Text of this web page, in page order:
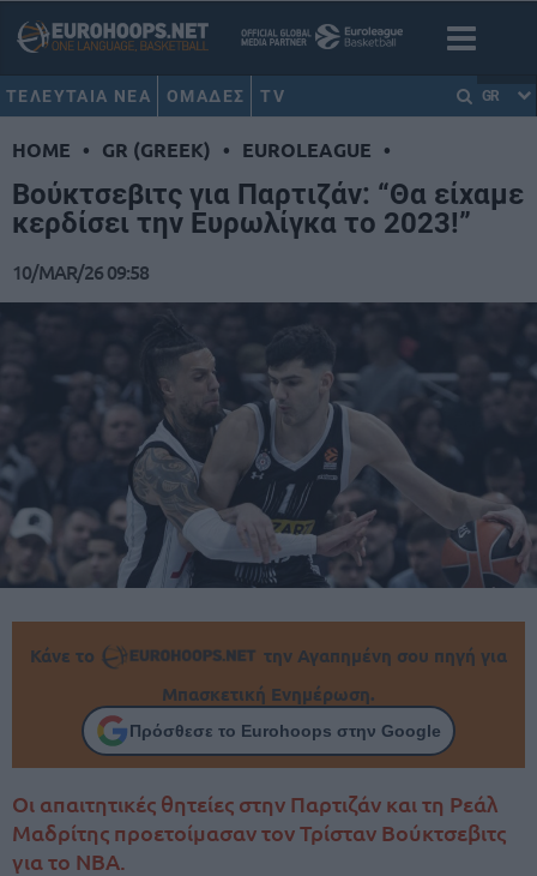
ΤΕΛΕΥΤΑΙΑ ΝΕΑ ΟΜΑΔΕΣ TV GR
HOME • GR (GREEK) • EUROLEAGUE •
Βούκτσεβιτς για Παρτιζάν: “Θα είχαμε
κερδίσει την Ευρωλίγκα το 2023!”
10/MAR/26 09:58
Κάνε το
την Αγαπημένη σου πηγή για
Μπασκετική Ενημέρωση.
Πρόσθεσε το Eurohoops στην Google
Οι απαιτητικές θητείες στην Παρτιζάν και τη Ρεάλ
Μαδρίτης προετοίμασαν τον Τρίσταν Βούκτσεβιτς
για το NBA.